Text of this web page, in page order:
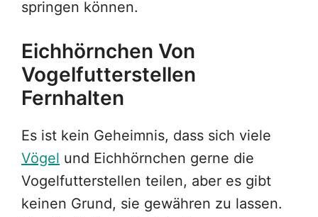
springen können.
Eichhörnchen Von
Vogelfutterstellen
Fernhalten
Es ist kein Geheimnis, dass sich viele
Vögel und Eichhörnchen gerne die
Vogelfutterstellen teilen, aber es gibt
keinen Grund, sie gewähren zu lassen.